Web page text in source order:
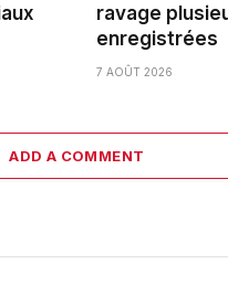
ravage
enregistrées
7 AOÛT 2026
ADD A COMMENT